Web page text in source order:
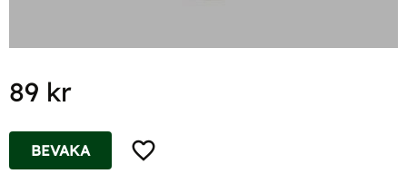
89 kr
Lägg till i favoriter
BEVAKA